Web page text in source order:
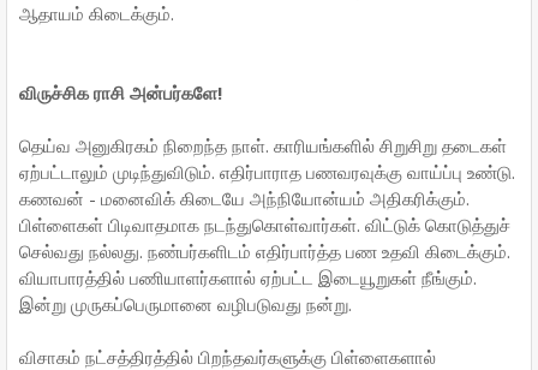
ஆதாயம் கிடைக்கும்.
விருச்சிக ராசி அன்பர்களே!
தெய்வ அனுகிரகம் நிறைந்த நாள். காரியங்களில் சிறுசிறு தடைகள்
ஏற்பட்டாலும் முடிந்துவிடும். எதிர்பாராத பணவரவுக்கு வாய்ப்பு உண்டு.
கணவன் - மனைவிக் கிடையே அந்நியோன்யம் அதிகரிக்கும்.
பிள்ளைகள் பிடிவாதமாக நடந்துகொள்வார்கள். விட்டுக் கொடுத்துச்
செல்வது நல்லது. நண்பர்களிடம் எதிர்பார்த்த பண உதவி கிடைக்கும்.
வியாபாரத்தில் பணியாளர்களால் ஏற்பட்ட இடையூறுகள் நீங்கும்.
இன்று முருகப்பெருமானை வழிபடுவது நன்று.
விசாகம் நட்சத்திரத்தில் பிறந்தவர்களுக்கு பிள்ளைகளால்